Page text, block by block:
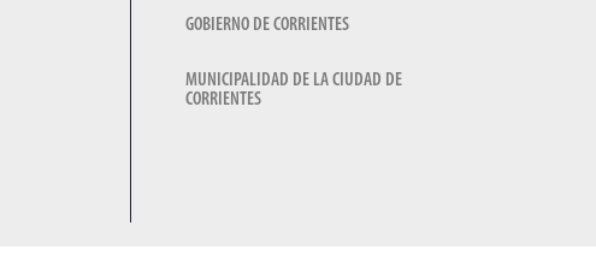
GOBIERNO DE CORRIENTES
MUNICIPALIDAD DE LA CIUDAD DE
CORRIENTES